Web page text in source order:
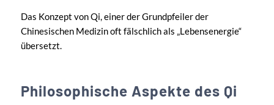
Das Konzept von Qi, einer der Grundpfeiler der
Chinesischen Medizin oft fälschlich als „Lebensenergie“
übersetzt.
Philosophische Aspekte des Qi